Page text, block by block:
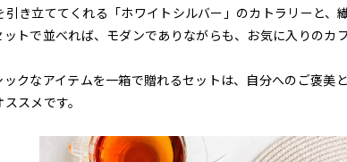
き立ててくれる「ホワイトシルバー」のカトラリーと、
トで並べれば、モダンでありながらも、お気に入りのカ
クなアイテムを一箱で贈れるセットは、自分へのご褒美
スメです。